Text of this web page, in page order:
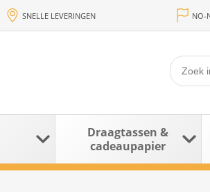
SNELLE LEVERINGEN NO-
Draagtassen &
cadeaupapier